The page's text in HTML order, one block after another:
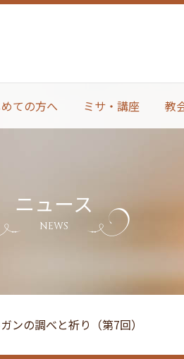
ての方へ ミサ・講座 教
ニュース
NEWS
ンの調べと祈り（第7回）